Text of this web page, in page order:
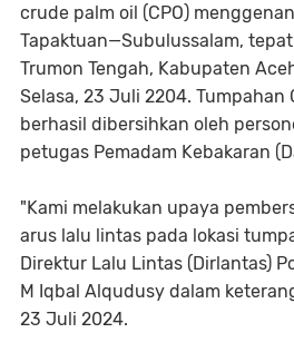
crude palm oil (CPO)
Tapaktuan—Subulussalam,
Trumon Tengah, Kabupaten
Selasa, 23 Juli 2204. Tumpahan
berhasil dibersihkan oleh
petugas Pemadam Kebakaran
"Kami melakukan upaya
arus lalu lintas pada lokasi
Direktur Lalu Lintas (Dirlantas)
M Iqbal Alqudusy dalam
23 Juli 2024.